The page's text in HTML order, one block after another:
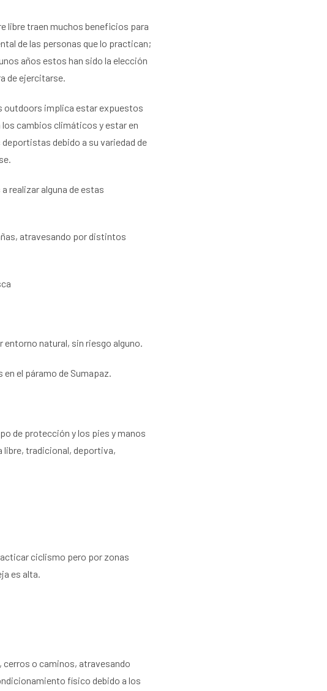
libre traen muchos beneficios para
de las personas que lo practican;
años estos han sido la elección
de ejercitarse.
outdoors implica estar expuestos
cambios climáticos y estar en
debido a su variedad de
realizar alguna de estas
atravesando por distintos
natural, sin riesgo alguno.
el páramo de Sumapaz.
de protección y los pies y manos
libre, tradicional, deportiva,
ciclismo pero por zonas
es alta.
o caminos, atravesando
físico debido a los